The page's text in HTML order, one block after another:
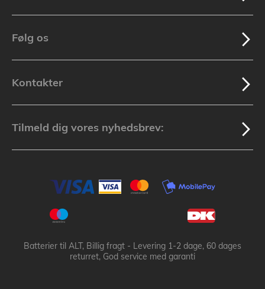
Følg os
Kontakter
Tilmeld dig vores nyhedsbrev:
Batterier til ALT, Billig fragt - Levering 1-2 dage, 60 dages
returret, God service med garanti